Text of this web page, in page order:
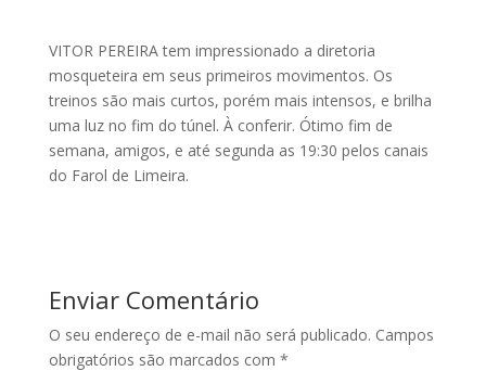
VITOR PEREIRA tem impressionado a diretoria
mosqueteira em seus primeiros movimentos. Os
treinos são mais curtos, porém mais intensos, e brilha
uma luz no fim do túnel. À conferir. Ótimo fim de
semana, amigos, e até segunda as 19:30 pelos canais
do Farol de Limeira.
Enviar Comentário
O seu endereço de e-mail não será publicado. Campos
obrigatórios são marcados com *